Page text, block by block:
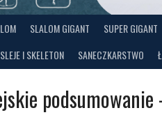
SLALOM GIGANT SUPER GIGANT
I SKELETON SANECZKARSTWO